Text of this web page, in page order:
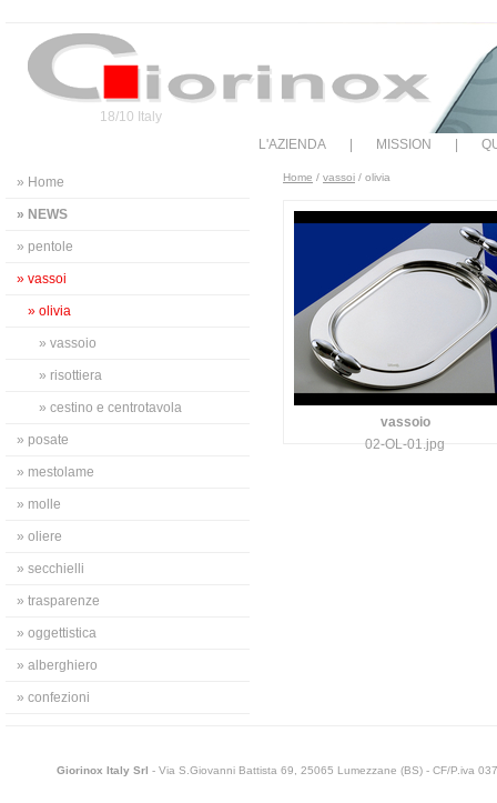
18/10 Italy
L'AZIENDA
MISSION
» Home
» NEWS
» pentole
» vassoi
» olivia
» vassoio
» risottiera
» cestino e centrotavola
» posate
» mestolame
» molle
» oliere
» secchielli
» trasparenze
» oggettistica
» alberghiero
» confezioni
Home / vassoi / olivia
vassoio
02-OL-01.jpg
Giorinox Italy Srl - Via S.Giovanni Battista 69, 25065 Lumezzane (BS) - CF/P.iva